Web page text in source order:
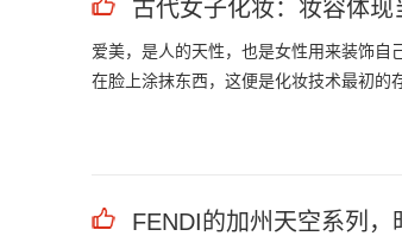
古代女子化妆：妆容体
爱美，是人的天性，也是女性用来装饰自
在脸上涂抹东西，这便是化妆技术最初的
FENDI的加州天空系列，